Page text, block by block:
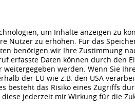
um Inhalte anzeigen zu
Nutzer zu erhöhen. Für das
benötigen wir Ihre Zustimmung
erfasste Daten können durch den
werden. Wenn Sie
der EU wie z.B. den USA
besteht das Risiko eines Zugriffs
jederzeit mit Wirkung für die